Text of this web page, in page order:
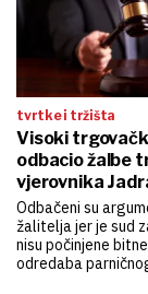
tvrtke i tržišta
Visoki
odbacio žalbe
vjerovnika
Odbačeni su
žalitelja jer je sud
nisu počinjene
odredaba